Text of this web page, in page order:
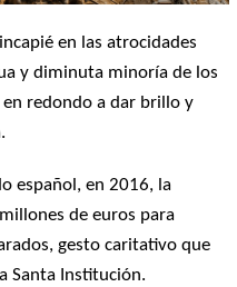
en las atrocidades
y diminuta minoría de los
redondo a dar brillo y
español, en 2016, la
de euros para
gesto caritativo que
Santa Institución.